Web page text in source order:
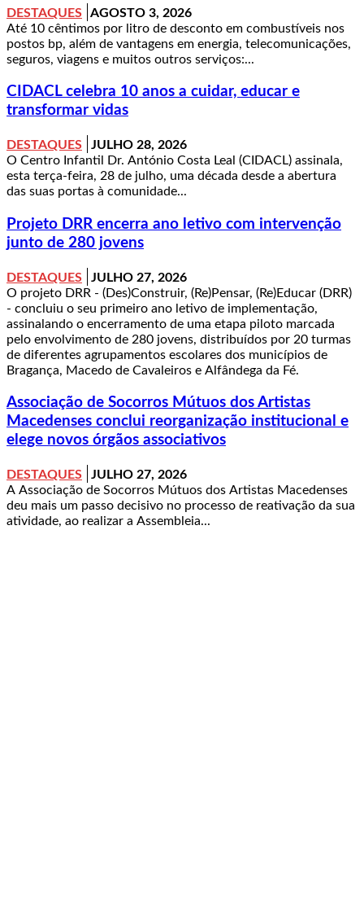
DESTAQUES
AGOSTO 3, 2026
Até 10 cêntimos por litro de desconto em combustíveis nos
postos bp, além de vantagens em energia, telecomunicações,
seguros, viagens e muitos outros serviços:...
CIDACL celebra 10 anos a cuidar, educar e
transformar vidas
DESTAQUES
JULHO 28, 2026
O Centro Infantil Dr. António Costa Leal (CIDACL) assinala,
esta terça-feira, 28 de julho, uma década desde a abertura
das suas portas à comunidade...
Projeto DRR encerra ano letivo com intervenção
junto de 280 jovens
DESTAQUES
JULHO 27, 2026
O projeto DRR - (Des)Construir, (Re)Pensar, (Re)Educar (DRR)
- concluiu o seu primeiro ano letivo de implementação,
assinalando o encerramento de uma etapa piloto marcada
pelo envolvimento de 280 jovens, distribuídos por 20 turmas
de diferentes agrupamentos escolares dos municípios de
Bragança, Macedo de Cavaleiros e Alfândega da Fé.
Associação de Socorros Mútuos dos Artistas
Macedenses conclui reorganização institucional e
elege novos órgãos associativos
DESTAQUES
JULHO 27, 2026
A Associação de Socorros Mútuos dos Artistas Macedenses
deu mais um passo decisivo no processo de reativação da sua
atividade, ao realizar a Assembleia...